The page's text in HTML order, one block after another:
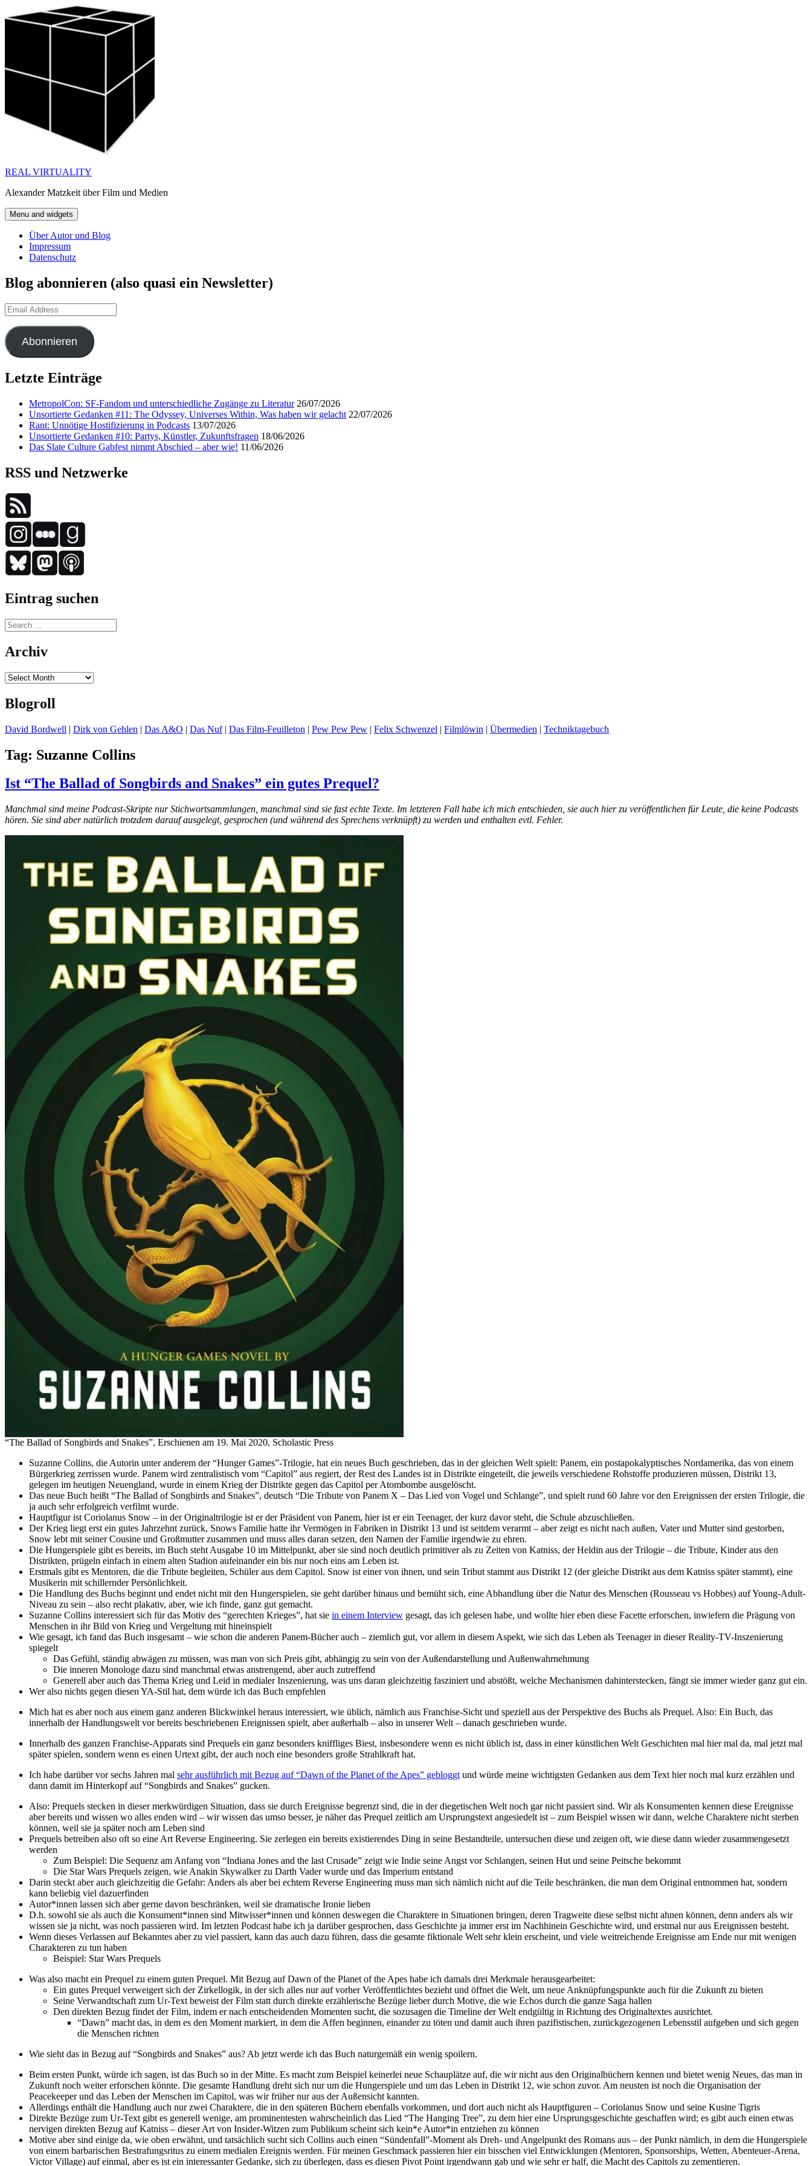
to
REAL VIRTUALITY
Alexander Matzkeit über Film und Medien
Menu and widgets
Über Autor und Blog
Impressum
Datenschutz
Blog abonnieren (also quasi ein Newsletter)
Email
Address
Abonnieren
Letzte Einträge
MetropolCon: SF-Fandom und unterschiedliche Zugänge zu Literatur 26/07/2026
Unsortierte Gedanken #11: The Odyssey, Universes Within, Was haben wir gelacht 22/07/2026
Rant: Unnötige Hostifizierung in Podcasts 13/07/2026
Unsortierte Gedanken #10: Partys, Künstler, Zukunftsfragen 18/06/2026
Das Slate Culture Gabfest nimmt Abschied – aber wie! 11/06/2026
RSS und Netzwerke
Eintrag suchen
Search
for:
Archiv
Archiv
Blogroll
David Bordwell | Dirk von Gehlen | Das A&O | Das Nuf| Das Film-Feuilleton | Pew Pew Pew | Felix Schwenzel | Filmlöwin | Übermedien | Techniktagebuch
Tag: Suzanne Collins
Ist “The Ballad of Songbirds and Snakes” ein gutes Prequel?
Manchmal sind meine Podcast-Skripte nur Stichwortsammlungen, manchmal sind sie fast echte Texte. Im letzteren Fall habe ich mich entschieden, sie auch hier zu veröffentlichen für Leute, die keine Podcasts
hören. Sie sind aber natürlich trotzdem darauf ausgelegt, gesprochen (und während des Sprechens verknüpft) zu werden und enthalten evtl. Fehler.
“The Ballad of Songbirds and Snakes”, Erschienen am 19. Mai 2020, Scholastic Press
Suzanne Collins, die Autorin unter anderem der “Hunger Games”-Trilogie, hat ein neues Buch geschrieben, das in der gleichen Welt spielt: Panem, ein postapokalyptisches Nordamerika, das von einem
Bürgerkrieg zerrissen wurde. Panem wird zentralistisch vom “Capitol” aus regiert, der Rest des Landes ist in Distrikte eingeteilt, die jeweils verschiedene Rohstoffe produzieren müssen, Distrikt 13,
gelegen im heutigen Neuengland, wurde in einem Krieg der Distrikte gegen das Capitol per Atombombe ausgelöscht.
Das neue Buch heißt “The Ballad of Songbirds and Snakes”, deutsch “Die Tribute von Panem X – Das Lied von Vogel und Schlange”, und spielt rund 60 Jahre vor den Ereignissen der ersten Trilogie, die
ja auch sehr erfolgreich verfilmt wurde.
Hauptfigur ist Coriolanus Snow – in der Originaltrilogie ist er der Präsident von Panem, hier ist er ein Teenager, der kurz davor steht, die Schule abzuschließen.
Der Krieg liegt erst ein gutes Jahrzehnt zurück, Snows Familie hatte ihr Vermögen in Fabriken in Distrikt 13 und ist seitdem verarmt – aber zeigt es nicht nach außen, Vater und Mutter sind gestorben,
Snow lebt mit seiner Cousine und Großmutter zusammen und muss alles daran setzen, den Namen der Familie irgendwie zu ehren.
Die Hungerspiele gibt es bereits, im Buch steht Ausgabe 10 im Mittelpunkt, aber sie sind noch deutlich primitiver als zu Zeiten von Katniss, der Heldin aus der Trilogie – die Tribute, Kinder aus den
Distrikten, prügeln einfach in einem alten Stadion aufeinander ein bis nur noch eins am Leben ist.
Erstmals gibt es Mentoren, die die Tribute begleiten, Schüler aus dem Capitol. Snow ist einer von ihnen, und sein Tribut stammt aus Distrikt 12 (der gleiche Distrikt aus dem Katniss später stammt), eine
Musikerin mit schillernder Persönlichkeit.
Die Handlung des Buchs beginnt und endet nicht mit den Hungerspielen, sie geht darüber hinaus und bemüht sich, eine Abhandlung über die Natur des Menschen (Rousseau vs Hobbes) auf Young-Adult-
Niveau zu sein – also recht plakativ, aber, wie ich finde, ganz gut gemacht.
Suzanne Collins interessiert sich für das Motiv des “gerechten Krieges”, hat sie in einem Interview gesagt, das ich gelesen habe, und wollte hier eben diese Facette erforschen, inwiefern die Prägung von
Menschen in ihr Bild von Krieg und Vergeltung mit hineinspielt
Wie gesagt, ich fand das Buch insgesamt – wie schon die anderen Panem-Bücher auch – ziemlich gut, vor allem in diesem Aspekt, wie sich das Leben als Teenager in dieser Reality-TV-Inszenierung
spiegelt
Das Gefühl, ständig abwägen zu müssen, was man von sich Preis gibt, abhängig zu sein von der Außendarstellung und Außenwahrnehmung
Die inneren Monologe dazu sind manchmal etwas anstrengend, aber auch zutreffend
Generell aber auch das Thema Krieg und Leid in medialer Inszenierung, was uns daran gleichzeitig fasziniert und abstößt, welche Mechanismen dahinterstecken, fängt sie immer wieder ganz gut ein.
Wer also nichts gegen diesen YA-Stil hat, dem würde ich das Buch empfehlen
Mich hat es aber noch aus einem ganz anderen Blickwinkel heraus interessiert, wie üblich, nämlich aus Franchise-Sicht und speziell aus der Perspektive des Buchs als Prequel. Also: Ein Buch, das
innerhalb der Handlungswelt vor bereits beschriebenen Ereignissen spielt, aber außerhalb – also in unserer Welt – danach geschrieben wurde.
Innerhalb des ganzen Franchise-Apparats sind Prequels ein ganz besonders kniffliges Biest, insbesondere wenn es nicht üblich ist, dass in einer künstlichen Welt Geschichten mal hier mal da, mal jetzt mal
später spielen, sondern wenn es einen Urtext gibt, der auch noch eine besonders große Strahlkraft hat.
Ich habe darüber vor sechs Jahren mal sehr ausführlich mit Bezug auf “Dawn of the Planet of the Apes” gebloggtund würde meine wichtigsten Gedanken aus dem Text hier noch mal kurz erzählen und
dann damit im Hinterkopf auf “Songbirds and Snakes” gucken.
Also: Prequels stecken in dieser merkwürdigen Situation, dass sie durch Ereignisse begrenzt sind, die in der diegetischen Welt noch gar nicht passiert sind. Wir als Konsumenten kennen diese Ereignisse
aber bereits und wissen wo alles enden wird – wir wissen das umso besser, je näher das Prequel zeitlich am Ursprungstext angesiedelt ist – zum Beispiel wissen wir dann, welche Charaktere nicht sterben
können, weil sie ja später noch am Leben sind
Prequels betreiben also oft so eine Art Reverse Engineering. Sie zerlegen ein bereits existierendes Ding in seine Bestandteile, untersuchen diese und zeigen oft, wie diese dann wieder zusammengesetzt
werden
Zum Beispiel: Die Sequenz am Anfang von “Indiana Jones and the last Crusade” zeigt wie Indie seine Angst vor Schlangen, seinen Hut und seine Peitsche bekommt
Die Star Wars Prequels zeigen, wie Anakin Skywalker zu Darth Vader wurde und das Imperium entstand
Darin steckt aber auch gleichzeitig die Gefahr: Anders als aber bei echtem Reverse Engineering muss man sich nämlich nicht auf die Teile beschränken, die man dem Original entnommen hat, sondern
kann beliebig viel dazuerfinden
Autor*innen lassen sich aber gerne davon beschränken, weil sie dramatische Ironie lieben
D.h. sowohl sie als auch die Konsument*innen sind Mitwisser*innen und können deswegen die Charaktere in Situationen bringen, deren Tragweite diese selbst nicht ahnen können, denn anders als wir
wissen sie ja nicht, was noch passieren wird. Im letzten Podcast habe ich ja darüber gesprochen, dass Geschichte ja immer erst im Nachhinein Geschichte wird, und erstmal nur aus Ereignissen besteht.
Wenn dieses Verlassen auf Bekanntes aber zu viel passiert, kann das auch dazu führen, dass die gesamte fiktionale Welt sehr klein erscheint, und viele weitreichende Ereignisse am Ende nur mit wenigen
Charakteren zu tun haben
Beispiel: Star Wars Prequels
Was also macht ein Prequel zu einem guten Prequel. Mit Bezug auf Dawn of the Planet of the Apes habe ich damals drei Merkmale herausgearbeitet:
Ein gutes Prequel verweigert sich der Zirkellogik, in der sich alles nur auf vorher Veröffentlichtes bezieht und öffnet die Welt, um neue Anknüpfungspunkte auch für die Zukunft zu bieten
Seine Verwandtschaft zum Ur-Text beweist der Film statt durch direkte erzählerische Bezüge lieber durch Motive, die wie Echos durch die ganze Saga hallen
Den direkten Bezug findet der Film, indem er nach entscheidenden Momenten sucht, die sozusagen die Timeline der Welt endgültig in Richtung des Originaltextes ausrichtet.
“Dawn” macht das, in dem es den Moment markiert, in dem die Affen beginnen, einander zu töten und damit auch ihren pazifistischen, zurückgezogenen Lebensstil aufgeben und sich gegen
die Menschen richten
Wie sieht das in Bezug auf “Songbirds and Snakes” aus? Ab jetzt werde ich das Buch naturgemäß ein wenig spoilern.
Beim ersten Punkt, würde ich sagen, ist das Buch so in der Mitte. Es macht zum Beispiel keinerlei neue Schauplätze auf, die wir nicht aus den Originalbüchern kennen und bietet wenig Neues, das man in
Zukunft noch weiter erforschen könnte. Die gesamte Handlung dreht sich nur um die Hungerspiele und um das Leben in Distrikt 12, wie schon zuvor. Am neusten ist noch die Organisation der
Peacekeeper und das Leben der Menschen im Capitol, was wir früher nur aus der Außensicht kannten.
Allerdings enthält die Handlung auch nur zwei Charaktere, die in den späteren Büchern ebenfalls vorkommen, und dort auch nicht als Hauptfiguren – Coriolanus Snow und seine Kusine Tigris
Direkte Bezüge zum Ur-Text gibt es generell wenige, am prominentesten wahrscheinlich das Lied “The Hanging Tree”, zu dem hier eine Ursprungsgeschichte geschaffen wird; es gibt auch einen etwas
nervigen direkten Bezug auf Katniss – dieser Art von Insider-Witzen zum Publikum scheint sich kein*e Autor*in entziehen zu können
Motive aber sind einige da, wie oben erwähnt, und tatsächlich sucht sich Collins auch einen “Sündenfall”-Moment als Dreh- und Angelpunkt des Romans aus – der Punkt nämlich, in dem die Hungerspiele
von einem barbarischen Bestrafungsritus zu einem medialen Ereignis werden. Für meinen Geschmack passieren hier ein bisschen viel Entwicklungen (Mentoren, Sponsorships, Wetten, Abenteuer-Arena,
Victor Village) auf einmal, aber es ist ein interessanter Gedanke, sich zu überlegen, dass es diesen Pivot Point irgendwann gab und wie sehr er half, die Macht des Capitols zu zementieren.